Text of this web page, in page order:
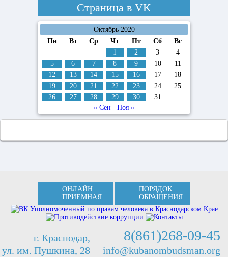
Страница в VK
Октябрь 2020
Пн
Вт Ср Чт Пт Сб
Вс
1
2 3
4
5
6 7 8 9 10
11
12
13 14 15 16 17
18
19
20 21 22 23 24
25
26
27 28 29 30
31
« Сен
Ноя »
ОНЛАЙН
ПРИЕМНАЯ
ПОРЯДОК
ОБРАЩЕНИЯ
г. Краснодар,
ул. им. Пушкина, 28
8(861)268-09-45
info@kubanombudsman.org